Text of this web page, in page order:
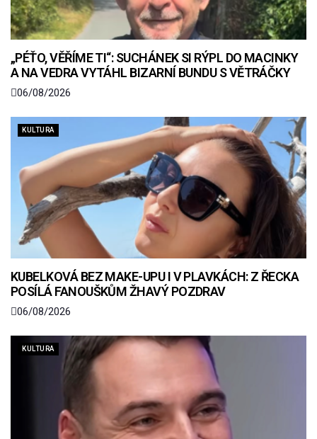
„PÉŤO, VĚŘÍME TI“: SUCHÁNEK SI RÝPL DO MACINKY
A NA VEDRA VYTÁHL BIZARNÍ BUNDU S VĚTRÁČKY
06/08/2026
KULTURA
KUBELKOVÁ BEZ MAKE-UPU I V PLAVKÁCH: Z ŘECKA
POSÍLÁ FANOUŠKŮM ŽHAVÝ POZDRAV
06/08/2026
KULTURA